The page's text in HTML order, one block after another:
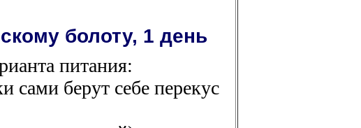
болоту, 1 день
питания:
сами берут себе перекус